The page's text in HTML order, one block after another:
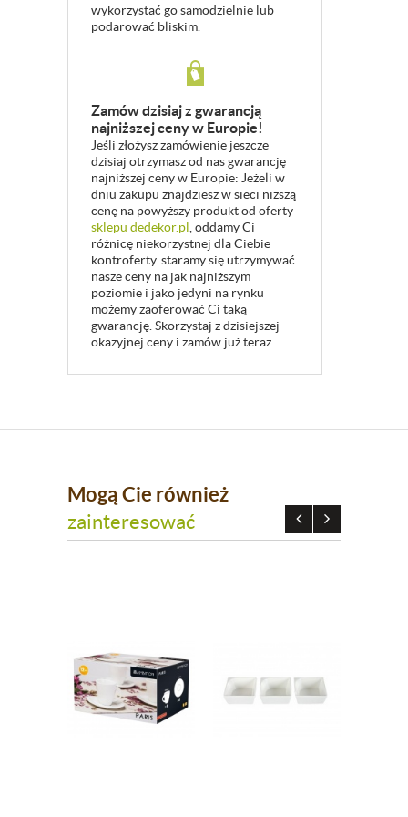
wykorzystać go samodzielnie lub
podarować bliskim.
Zamów dzisiaj z gwarancją
najniższej ceny w Europie!
Jeśli złożysz zamówienie jeszcze
dzisiaj otrzymasz od nas gwarancję
najniższej ceny w Europie: Jeżeli w
dniu zakupu znajdziesz w sieci niższą
cenę na powyższy produkt od oferty
sklepu dedekor.pl, oddamy Ci
różnicę niekorzystnej dla Ciebie
kontroferty. staramy się utrzymywać
nasze ceny na jak najniższym
poziomie i jako jedyni na rynku
możemy zaoferować Ci taką
gwarancję. Skorzystaj z dzisiejszej
okazyjnej ceny i zamów już teraz.
Mogą Cie również
zainteresować